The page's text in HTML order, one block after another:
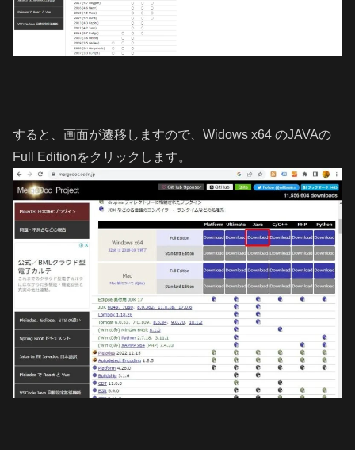
すると、画面が遷移しますので、Widows x64 のJAVAの
Full Editionをクリックします。